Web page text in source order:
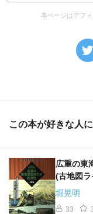
本ページはアフ
この本が好きな人
広重の東
(古地図
堀晃明
33